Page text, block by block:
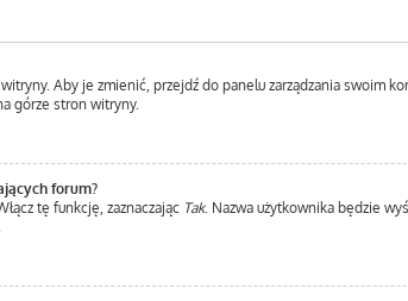
Aby je zmienić, przejdź do panelu zarządzania swoim
górze stron witryny.
forum?
tę funkcję, zaznaczając Tak. Nazwa użytkownika będzie